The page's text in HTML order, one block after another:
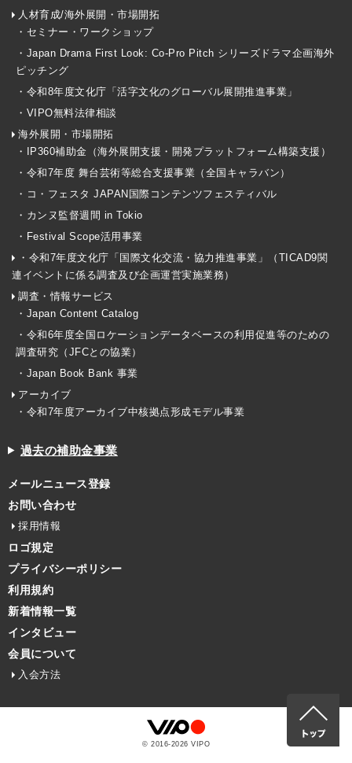
人材育成/海外展開・市場開拓
・セミナー・ワークショップ
・Japan Drama First Look: Co-Pro Pitch シリーズドラマ企画海外
ピッチング
・令和8年度文化庁「活字文化のグローバル展開推進事業」
・VIPO無料法律相談
海外展開・市場開拓
・IP360補助金（海外展開支援・開発プラットフォーム構築支援）
・令和7年度 舞台芸術等総合支援事業（全国キャラバン）
・コ・フェスタ JAPAN国際コンテンツフェスティバル
・カンヌ監督週間 in Tokio
・Festival Scope活用事業
・令和7年度文化庁「国際文化交流・協力推進事業」（TICAD9関
連イベントに係る調査及び企画運営実施業務）
調査・情報サービス
・Japan Content Catalog
・令和6年度全国ロケーションデータベースの利用促進等のための
調査研究（JFCとの協業）
・Japan Book Bank 事業
アーカイブ
・令和7年度アーカイブ中核拠点形成モデル事業
過去の補助金事業
メールニュース登録
お問い合わせ
採用情報
ロゴ規定
プライバシーポリシー
利用規約
新着情報一覧
インタビュー
会員について
入会方法
© 2016-2026 VIPO